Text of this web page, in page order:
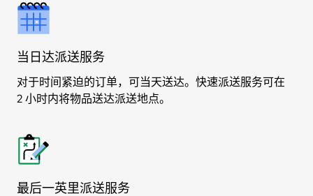
当日达派送服务
对于时间紧迫的订单，可当天送达。快速派送服务可在
2 小时内将物品送达派送地点。
最后一英里派送服务